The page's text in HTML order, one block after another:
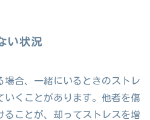
い状況
場合、一緒にいるときのストレ
いくことがあります。他者を傷
ることが、却ってストレスを増